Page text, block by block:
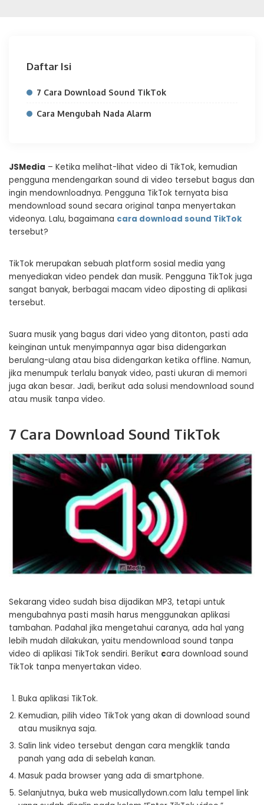
Daftar Isi
7 Cara Download Sound TikTok
Cara Mengubah Nada Alarm
JSMedia – Ketika melihat-lihat video di TikTok, kemudian
pengguna mendengarkan sound di video tersebut bagus dan
ingin mendownloadnya. Pengguna TikTok ternyata bisa
mendownload sound secara original tanpa menyertakan
videonya. Lalu, bagaimana cara download sound TikTok
tersebut?
TikTok merupakan sebuah platform sosial media yang
menyediakan video pendek dan musik. Pengguna TikTok juga
sangat banyak, berbagai macam video diposting di aplikasi
tersebut.
Suara musik yang bagus dari video yang ditonton, pasti ada
keinginan untuk menyimpannya agar bisa didengarkan
berulang-ulang atau bisa didengarkan ketika offline. Namun,
jika menumpuk terlalu banyak video, pasti ukuran di memori
juga akan besar. Jadi, berikut ada solusi mendownload sound
atau musik tanpa video.
7 Cara Download Sound TikTok
Sekarang video sudah bisa dijadikan MP3, tetapi untuk
mengubahnya pasti masih harus menggunakan aplikasi
tambahan. Padahal jika mengetahui caranya, ada hal yang
lebih mudah dilakukan, yaitu mendownload sound tanpa
video di aplikasi TikTok sendiri. Berikut cara download sound
TikTok tanpa menyertakan video.
Buka aplikasi TikTok.
Kemudian, pilih video TikTok yang akan di download sound
atau musiknya saja.
Salin link video tersebut dengan cara mengklik tanda
panah yang ada di sebelah kanan.
Masuk pada browser yang ada di smartphone.
Selanjutnya, buka web musicallydown.com lalu tempel link